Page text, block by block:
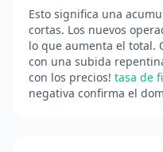
Esto significa una
cortas. Los nuevos
lo que aumenta el total.
con una subida
con los precios! tasa de
negativa confirma el